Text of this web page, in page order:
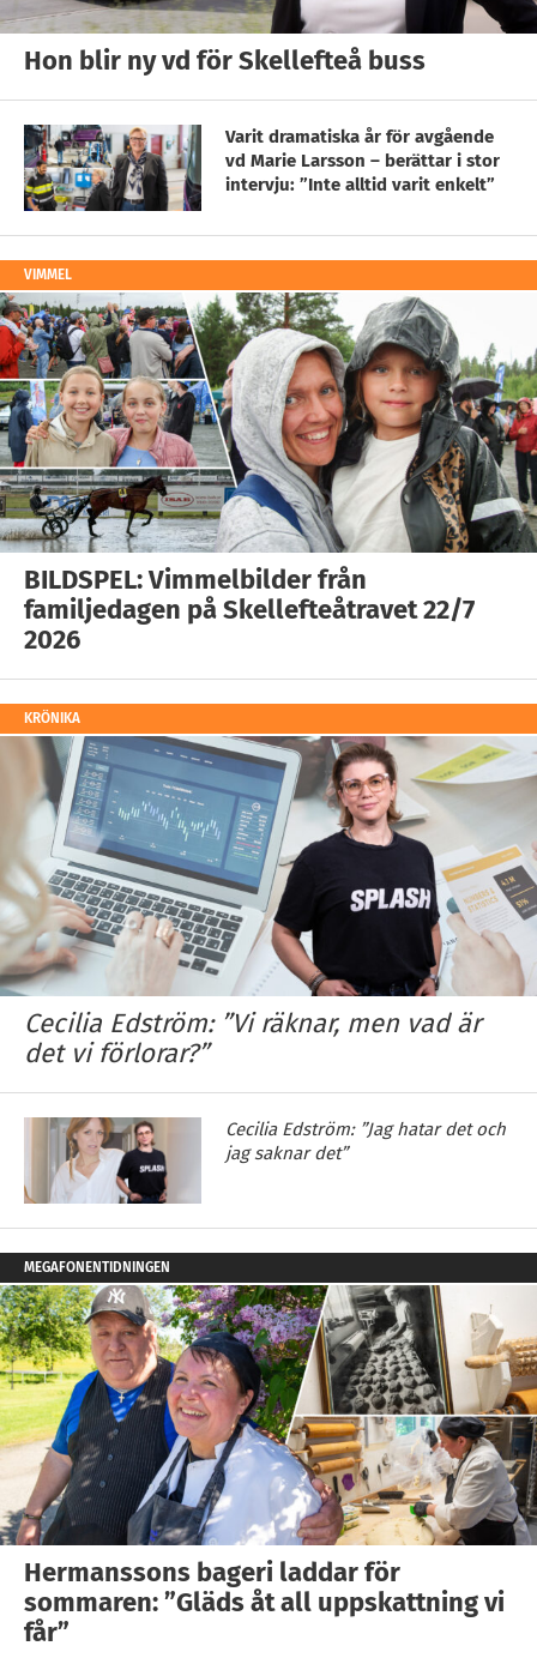
Hon blir ny vd för Skellefteå buss
Varit dramatiska år för avgående
vd Marie Larsson – berättar i stor
intervju: ”Inte alltid varit enkelt”
VIMMEL
BILDSPEL: Vimmelbilder från
familjedagen på Skellefteåtravet 22/7
2026
KRÖNIKA
Cecilia Edström: ”Vi räknar, men vad är
det vi förlorar?”
Cecilia Edström: ”Jag hatar det och
jag saknar det”
MEGAFONENTIDNINGEN
Hermanssons bageri laddar för
sommaren: ”Gläds åt all uppskattning vi
får”